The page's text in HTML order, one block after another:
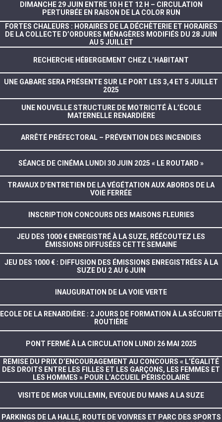
DIMANCHE 29 JUIN ENTRE 10 H ET 12 H – CIRCULATION
PERTURBÉE EN RAISON DE LA COLOR RUN
FORTES CHALEURS : HORAIRES DE LA DÉCHÈTERIE ET HORAIRES
DE LA COLLECTE D’ORDURES MÉNAGÈRES MODIFIÉS DU 28 JUIN
AU 5 JUILLET
RECHERCHE HÉBERGEMENT CHEZ L’HABITANT
UNE GABARE SERA PRÉSENTE SUR LE PORT LES 3,4 ET 5 JUILLET
2025
UNE NOUVELLE STRUCTURE DE MOTRICITÉ À L’ÉCOLE
MATERNELLE RENARDIÈRE
ARRÊTÉ PRÉFECTORAL – PRÉVENTION DES INCENDIES
SÉANCE DE CINÉMA LUNDI 30 JUIN 2025 « LE ROUTARD »
TRAVAUX D’ENTRETIEN DE LA VÉGÉTATION AUX ABORDS DE LA
VOIE FERRÉE
INSCRIPTION CONCOURS DES MAISONS FLEURIES
JEU DES 1000 € ENREGISTRÉ À LA SUZE, RÉÉCOUTEZ LES
ÉMISSIONS DIFFUSÉES CETTE SEMAINE
JEU DES 1000 € : DIFFUSION DES ÉMISSIONS ENREGISTRÉES À LA
SUZE DU 2 AU 6 JUIN
INAUGURATION DE LA VOIE VERTE
ECOLE DE LA RENARDIÈRE : 2 JOURS DE FORMATION À LA SÉCURITÉ
ROUTIÈRE
PONT FERMÉ À LA CIRCULATION LUNDI 26 MAI 2025
REMISE DU PRIX D’ENCOURAGEMENT AU CONCOURS « L’ÉGALITÉ
DES DROITS ENTRE LES FILLES ET LES GARÇONS, LES FEMMES ET
LES HOMMES » POUR L’ACCUEIL PÉRISCOLAIRE
VISITE DE MGR VUILLEMIN, EVEQUE DU MANS A LA SUZE
PARKINGS DE LA HALLE, ROUTE DE VOIVRES ET PARC DES SPORTS